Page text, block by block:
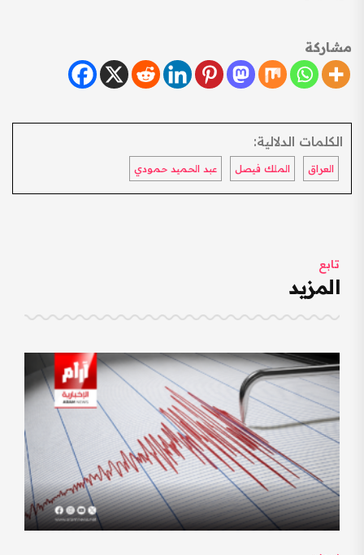
مشاركة
الكلمات الدلالية:
العراق الملك فيصل عبد الحميد حمودي
تابع
المزيد